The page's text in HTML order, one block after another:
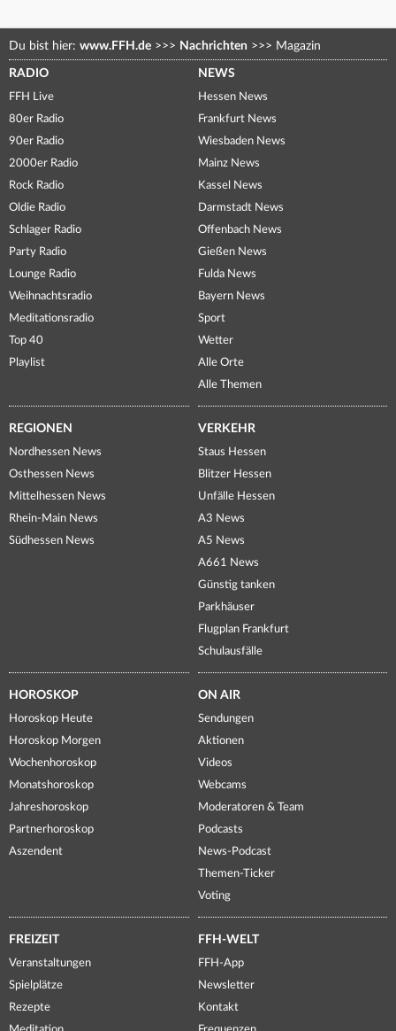
Du bist hier: www.FFH.de >>> Nachrichten >>> Magazin
RADIO
FFH Live
80er Radio
90er Radio
2000er Radio
Rock Radio
Oldie Radio
Schlager Radio
Party Radio
Lounge Radio
Weihnachtsradio
Meditationsradio
Top 40
Playlist
NEWS
Hessen News
Frankfurt News
Wiesbaden News
Mainz News
Kassel News
Darmstadt News
Offenbach News
Gießen News
Fulda News
Bayern News
Sport
Wetter
Alle Orte
Alle Themen
REGIONEN
Nordhessen News
Osthessen News
Mittelhessen News
Rhein-Main News
Südhessen News
VERKEHR
Staus Hessen
Blitzer Hessen
Unfälle Hessen
A3 News
A5 News
A661 News
Günstig tanken
Parkhäuser
Flugplan Frankfurt
Schulausfälle
HOROSKOP
Horoskop Heute
Horoskop Morgen
Wochenhoroskop
Monatshoroskop
Jahreshoroskop
Partnerhoroskop
Aszendent
ON AIR
Sendungen
Aktionen
Videos
Webcams
Moderatoren & Team
Podcasts
News-Podcast
Themen-Ticker
Voting
FREIZEIT
Veranstaltungen
Spielplätze
Rezepte
FFH-WELT
FFH-App
Newsletter
Kontakt